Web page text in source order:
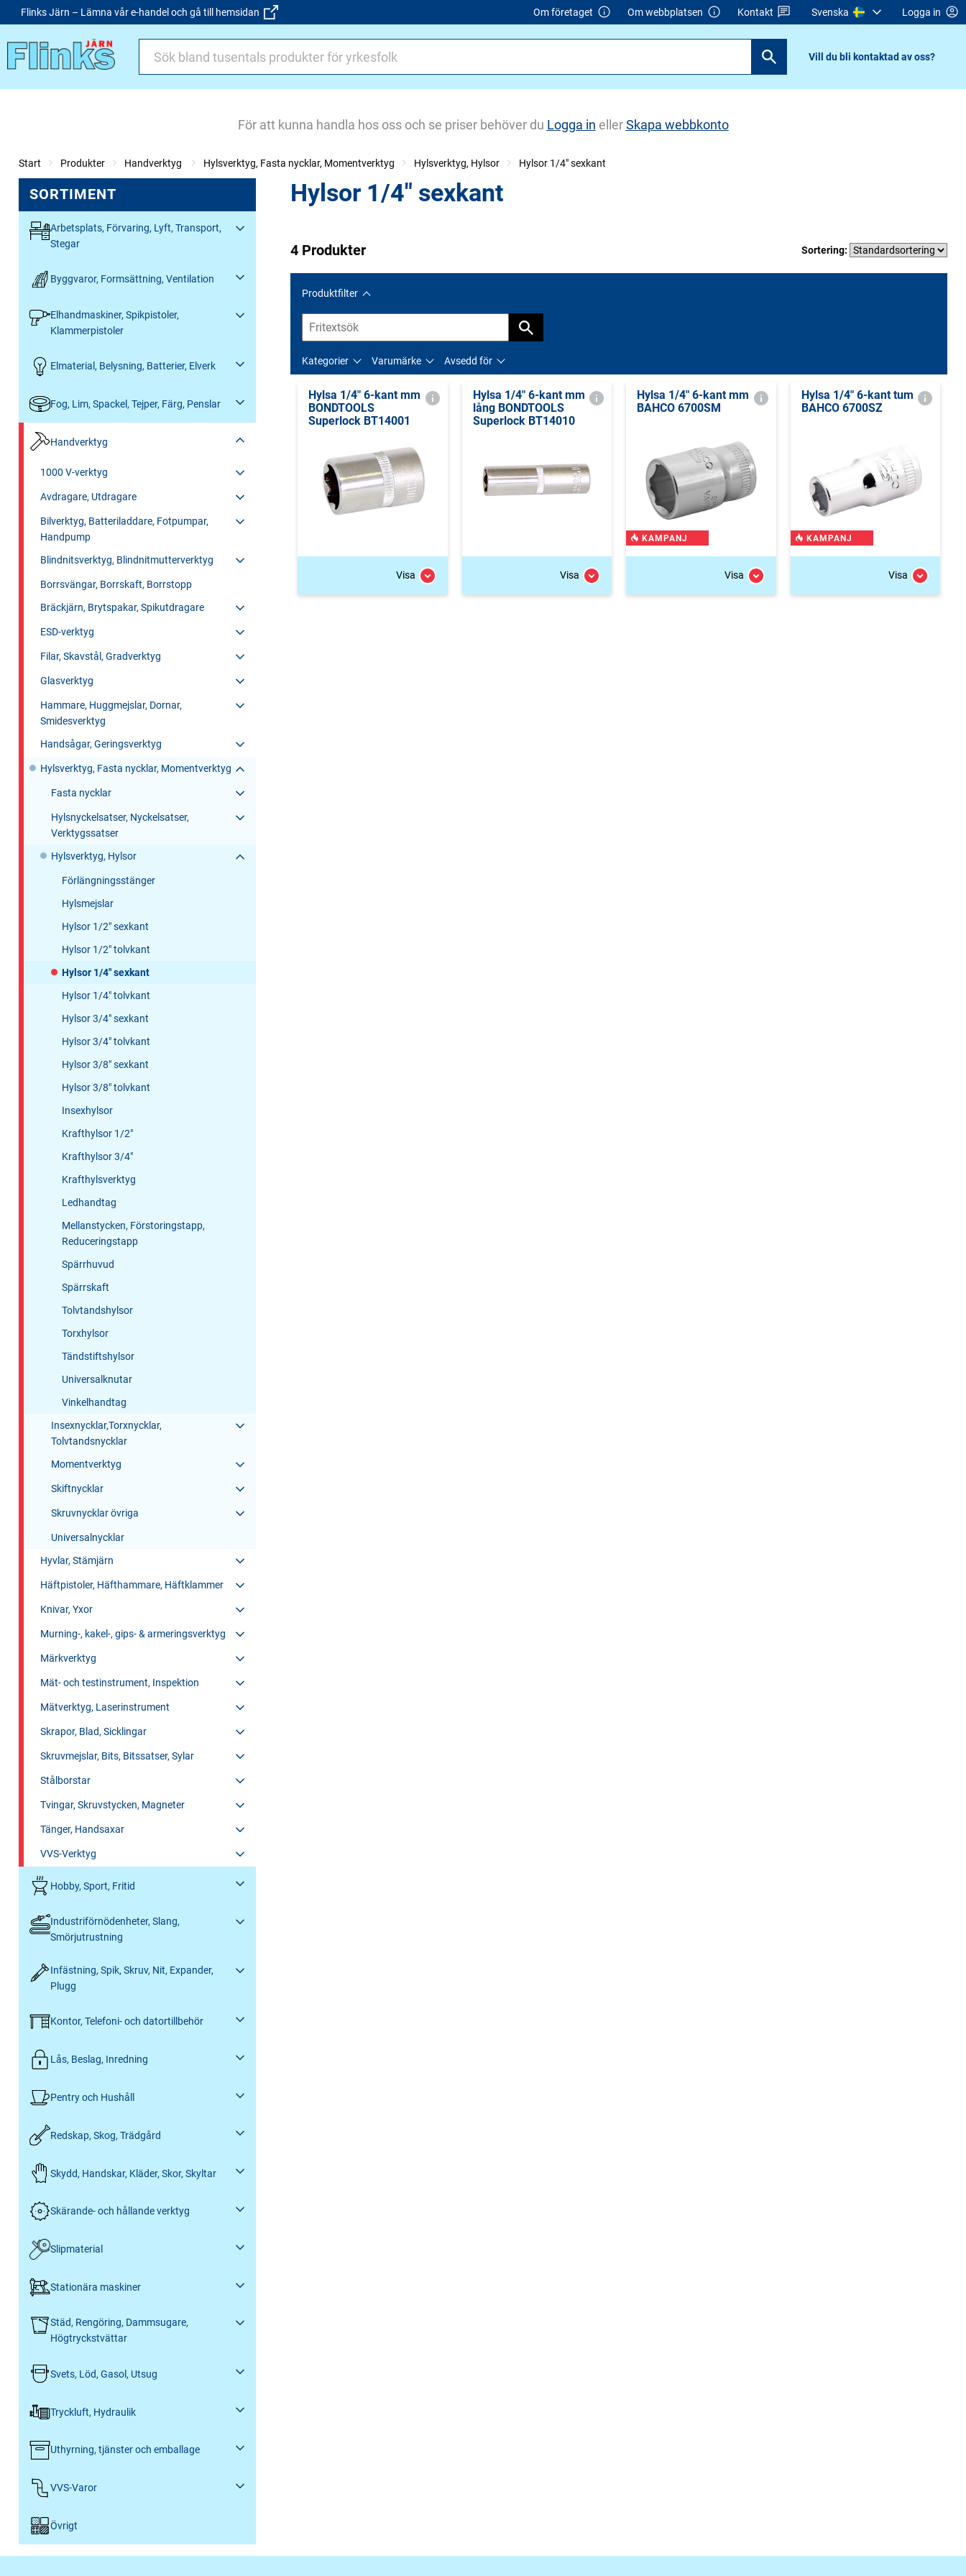
Flinks Järn – Lämna vår e-handel och gå till hemsidan Om företaget Om webbplatsen Kontakt Svenska Logga in
Vill du bli kontaktad av oss?
För att kunna handla hos oss och se priser behöver du Logga in ellerSkapa webbkonto
Start Produkter Handverktyg Hylsverktyg, Fasta nycklar, Momentverktyg Hylsverktyg, Hylsor Hylsor 1/4" sexkant
SORTIMENT
Arbetsplats, Förvaring, Lyft, Transport,
Stegar
Byggvaror, Formsättning, Ventilation
Elhandmaskiner, Spikpistoler,
Klammerpistoler
Elmaterial, Belysning, Batterier, Elverk
Fog, Lim, Spackel, Tejper, Färg, Penslar
Handverktyg
1000 V-verktyg
Avdragare, Utdragare
Bilverktyg, Batteriladdare, Fotpumpar,
Handpump
Blindnitsverktyg, Blindnitmutterverktyg
Borrsvängar, Borrskaft, Borrstopp
Bräckjärn, Brytspakar, Spikutdragare
ESD-verktyg
Filar, Skavstål, Gradverktyg
Glasverktyg
Hammare, Huggmejslar, Dornar,
Smidesverktyg
Handsågar, Geringsverktyg
Hylsverktyg, Fasta nycklar, Momentverktyg
Fasta nycklar
Hylsnyckelsatser, Nyckelsatser,
Verktygssatser
Hylsverktyg, Hylsor
Förlängningsstänger
Hylsmejslar
Hylsor 1/2" sexkant
Hylsor 1/2" tolvkant
Hylsor 1/4" sexkant
Hylsor 1/4" tolvkant
Hylsor 3/4" sexkant
Hylsor 3/4" tolvkant
Hylsor 3/8" sexkant
Hylsor 3/8" tolvkant
Insexhylsor
Krafthylsor 1/2"
Krafthylsor 3/4"
Krafthylsverktyg
Ledhandtag
Mellanstycken, Förstoringstapp,
Reduceringstapp
Spärrhuvud
Spärrskaft
Tolvtandshylsor
Torxhylsor
Tändstiftshylsor
Universalknutar
Vinkelhandtag
Insexnycklar,Torxnycklar,
Tolvtandsnycklar
Momentverktyg
Skiftnycklar
Skruvnycklar övriga
Universalnycklar
Hyvlar, Stämjärn
Häftpistoler, Häfthammare, Häftklammer
Knivar, Yxor
Murning-, kakel-, gips- & armeringsverktyg
Märkverktyg
Mät- och testinstrument, Inspektion
Mätverktyg, Laserinstrument
Skrapor, Blad, Sicklingar
Skruvmejslar, Bits, Bitssatser, Sylar
Stålborstar
Tvingar, Skruvstycken, Magneter
Tänger, Handsaxar
VVS-Verktyg
Hobby, Sport, Fritid
Industriförnödenheter, Slang,
Smörjutrustning
Infästning, Spik, Skruv, Nit, Expander,
Plugg
Kontor, Telefoni- och datortillbehör
Lås, Beslag, Inredning
Pentry och Hushåll
Redskap, Skog, Trädgård
Skydd, Handskar, Kläder, Skor, Skyltar
Skärande- och hållande verktyg
Slipmaterial
Stationära maskiner
Städ, Rengöring, Dammsugare,
Högtryckstvättar
Svets, Löd, Gasol, Utsug
Tryckluft, Hydraulik
Uthyrning, tjänster och emballage
VVS-Varor
Övrigt
Hylsor 1/4" sexkant
4 Produkter Sortering:
Produktfilter
Kategorier Varumärke Avsedd för
Hylsa 1/4" 6-kant mm
BONDTOOLS
Superlock BT14001
Visa
Hylsa 1/4" 6-kant mm
lång BONDTOOLS
Superlock BT14010
Visa
Hylsa 1/4" 6-kant mm
BAHCO 6700SM
KAMPANJ
Visa
Hylsa 1/4" 6-kant tum
BAHCO 6700SZ
KAMPANJ
Visa